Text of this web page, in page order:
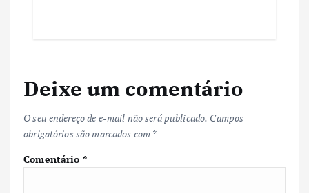
Deixe um comentário
O seu endereço de e-mail não será publicado. Campos
obrigatórios são marcados com *
Comentário *